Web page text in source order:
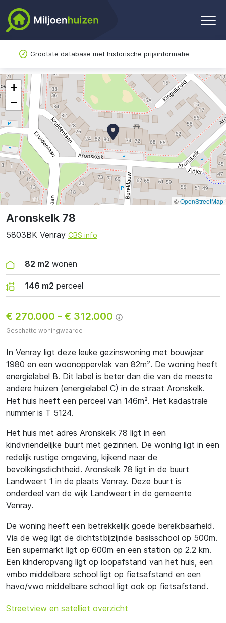
Grootste database met historische prijsinformatie
Aronskelk 78
5803BK Venray CBS info
82 m2 wonen
146 m2 perceel
€ 270.000 - € 312.000
Geschatte woningwaarde
In Venray ligt deze leuke gezinswoning met bouwjaar
1980 en een woonoppervlak van 82m². De woning heeft
energielabel B. Dit label is beter dan die van de meeste
andere huizen (energielabel C) in de straat Aronskelk.
Het huis heeft een perceel van 146m². Het kadastrale
nummer is T 5124.
Het huis met adres Aronskelk 78 ligt in een
kindvriendelijke buurt met gezinnen. De woning ligt in een
redelijk rustige omgeving, kijkend naar de
bevolkingsdichtheid. Aronskelk 78 ligt in de buurt
Landweert 1 in de plaats Venray. Deze buurt is
onderdeel van de wijk Landweert in de gemeente
Venray.
De woning heeft een betrekkelijk goede bereikbaarheid.
Via de weg ligt de dichtstbijzijnde basisschool op 500m.
Een supermarkt ligt op 600m en een station op 2.2 km.
Een kinderopvang ligt op loopafstand van het huis, een
vmbo middelbare school ligt op fietsafstand en een
havo/vwo middelbare school ligt ook op fietsafstand.
Streetview en satelliet overzicht
+
−
©OpenStreetMap